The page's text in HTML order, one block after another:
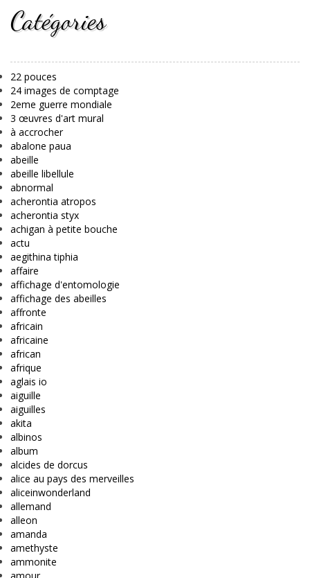
Catégories
22 pouces
24 images de comptage
2eme guerre mondiale
3 œuvres d'art mural
à accrocher
abalone paua
abeille
abeille libellule
abnormal
acherontia atropos
acherontia styx
achigan à petite bouche
actu
aegithina tiphia
affaire
affichage d'entomologie
affichage des abeilles
affronte
africain
africaine
african
afrique
aglais io
aiguille
aiguilles
akita
albinos
album
alcides de dorcus
alice au pays des merveilles
aliceinwonderland
allemand
alleon
amanda
amethyste
ammonite
amour